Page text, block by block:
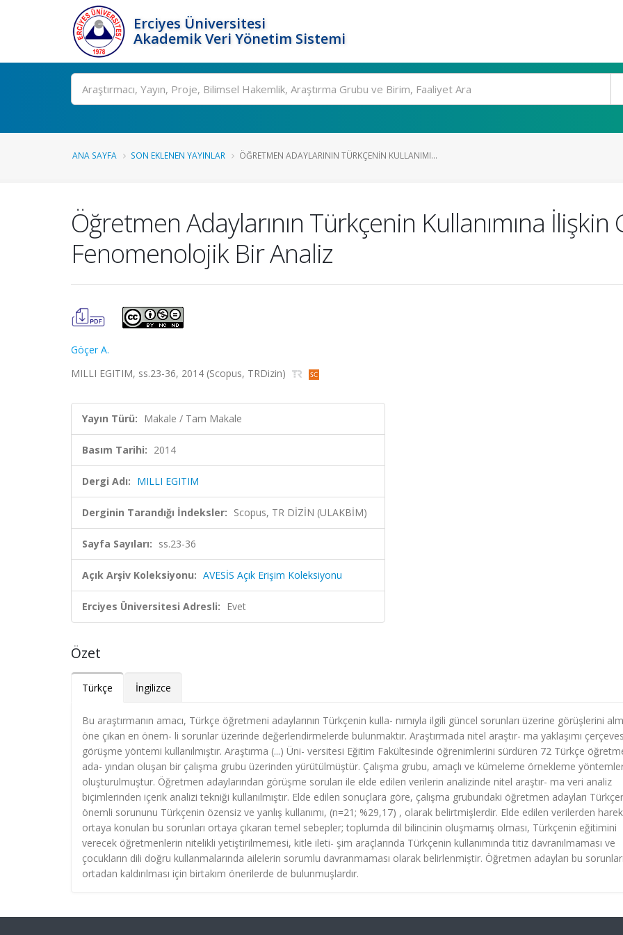
Erciyes Üniversitesi
Akademik Veri Yönetim Sistemi
Ara
ANA SAYFA SON EKLENEN YAYINLAR ÖĞRETMEN ADAYLARININ TÜRKÇENIN KULLANIMI...
Öğretmen Adaylarının Türkçenin Kullanımına İlişkin
Fenomenolojik Bir Analiz
Göçer A.
MILLI EGITIM, ss.23-36, 2014 (Scopus, TRDizin)
Yayın Türü: Makale / Tam Makale
Basım Tarihi: 2014
Dergi Adı: MILLI EGITIM
Derginin Tarandığı İndeksler: Scopus, TR DİZİN (ULAKBİM)
Sayfa Sayıları: ss.23-36
Açık Arşiv Koleksiyonu: AVESİS Açık Erişim Koleksiyonu
Erciyes Üniversitesi Adresli: Evet
Özet
Türkçe İngilizce
Bu araştırmanın amacı, Türkçe öğretmeni adaylarının Türkçenin kulla- nımıyla ilgili güncel sorunları üzerine görüşlerini
öne çıkan en önem- li sorunlar üzerinde değerlendirmelerde bulunmaktır. Araştırmada nitel araştır- ma yaklaşımı
görüşme yöntemi kullanılmıştır. Araştırma (...) Üni- versitesi Eğitim Fakültesinde öğrenimlerini sürdüren 72 Türkçe
ada- yından oluşan bir çalışma grubu üzerinden yürütülmüştür. Çalışma grubu, amaçlı ve kümeleme örnekleme
oluşturulmuştur. Öğretmen adaylarından görüşme soruları ile elde edilen verilerin analizinde nitel araştır- ma veri analiz
biçimlerinden içerik analizi tekniği kullanılmıştır. Elde edilen sonuçlara göre, çalışma grubundaki öğretmen adayları
önemli sorununu Türkçenin özensiz ve yanlış kullanımı, (n=21; %29,17) , olarak belirtmişlerdir. Elde edilen verilerden
ortaya konulan bu sorunları ortaya çıkaran temel sebepler; toplumda dil bilincinin oluşmamış olması, Türkçenin eğitimini
verecek öğretmenlerin nitelikli yetiştirilmemesi, kitle ileti- şim araçlarında Türkçenin kullanımında titiz davranılmaması ve
çocukların dili doğru kullanmalarında ailelerin sorumlu davranmaması olarak belirlenmiştir. Öğretmen adayları bu
ortadan kaldırılması için birtakım önerilerde de bulunmuşlardır.